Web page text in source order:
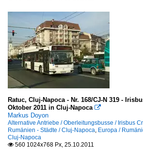
Ratuc, Cluj-Napoca - Nr. 168/CJ-N 319 -
Oktober 2011 in Cluj-Napoca 
Markus Doyon
Alternative Antriebe / Oberleitungsbusse / Irisbus
Rumänien - Städte / Cluj-Napoca, Europa /
Cluj-Napoca
 560 1024x768 Px, 25.10.2011